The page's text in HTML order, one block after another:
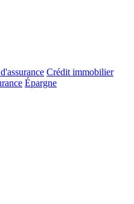
Crédit immobilier
Épargne